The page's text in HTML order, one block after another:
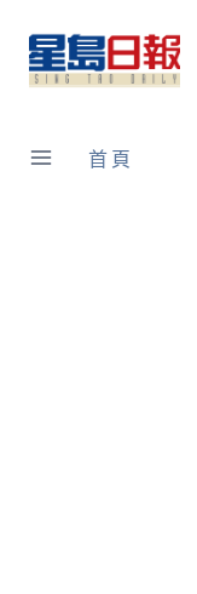
content
首頁